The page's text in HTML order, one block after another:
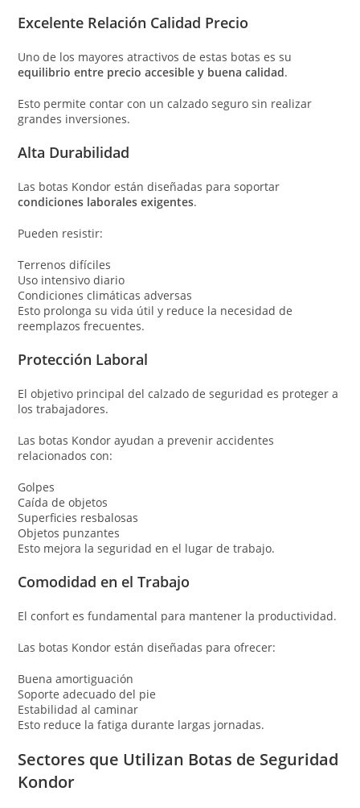
Excelente Relación Calidad Precio
Uno de los mayores atractivos de estas botas es su
equilibrio entre precio accesible y buena calidad.
Esto permite contar con un calzado seguro sin realizar
grandes inversiones.
Alta Durabilidad
Las botas Kondor están diseñadas para soportar
condiciones laborales exigentes.
Pueden resistir:
Terrenos difíciles
Uso intensivo diario
Condiciones climáticas adversas
Esto prolonga su vida útil y reduce la necesidad de
reemplazos frecuentes.
Protección Laboral
El objetivo principal del calzado de seguridad es proteger a
los trabajadores.
Las botas Kondor ayudan a prevenir accidentes
relacionados con:
Golpes
Caída de objetos
Superficies resbalosas
Objetos punzantes
Esto mejora la seguridad en el lugar de trabajo.
Comodidad en el Trabajo
El confort es fundamental para mantener la productividad.
Las botas Kondor están diseñadas para ofrecer:
Buena amortiguación
Soporte adecuado del pie
Estabilidad al caminar
Esto reduce la fatiga durante largas jornadas.
Sectores que Utilizan Botas de Seguridad
Kondor